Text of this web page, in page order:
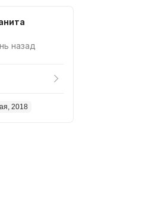
назад
2018